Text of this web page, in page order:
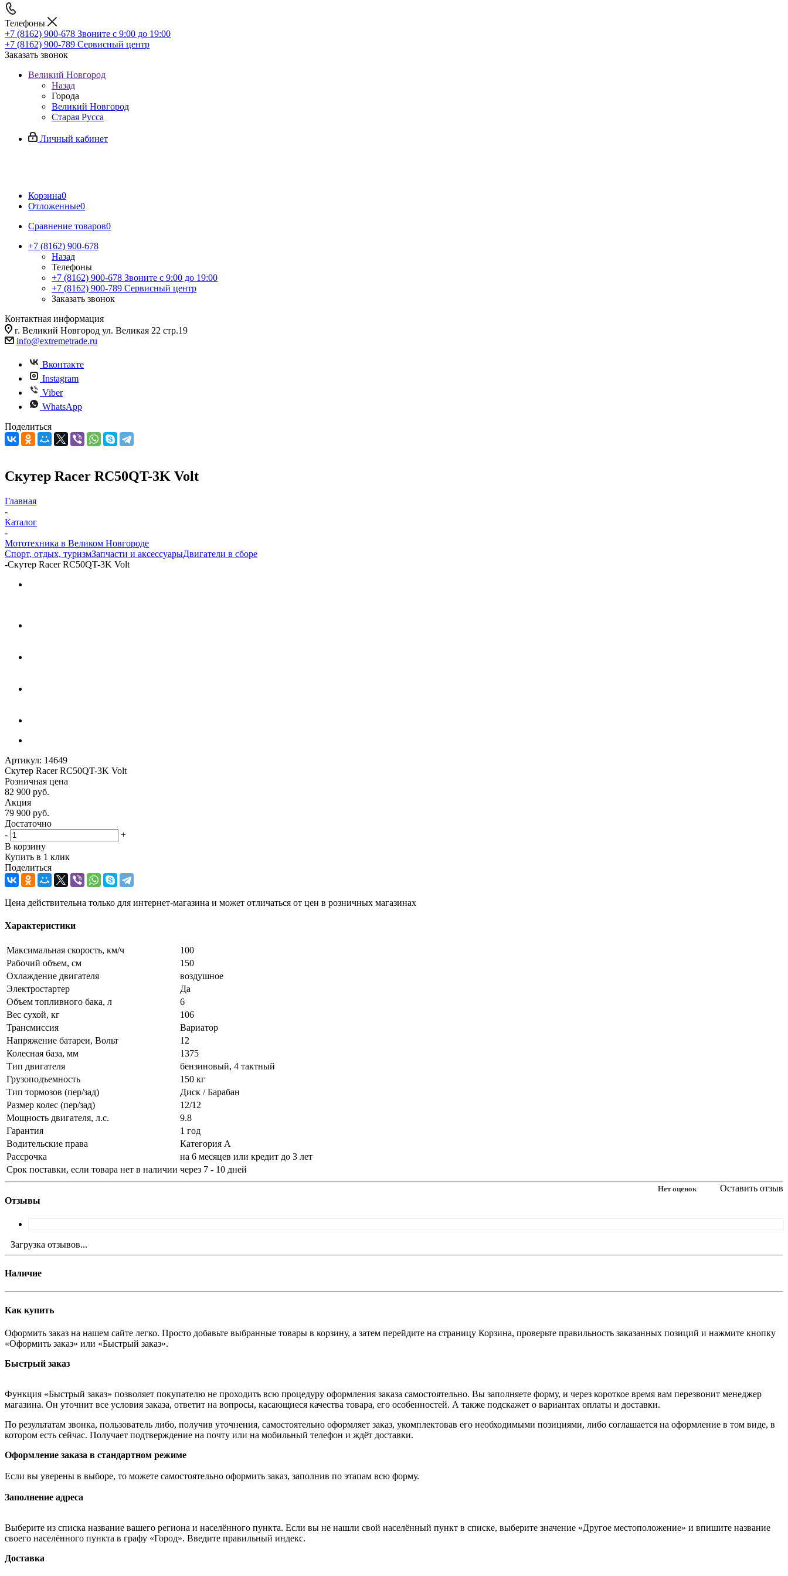
Телефоны
+7 (8162) 900-678 Звоните с 9:00 до 19:00
+7 (8162) 900-789 Сервисный центр
Заказать звонок
Великий Новгород
Назад
Города
Великий Новгород
Старая Русса
Личный кабинет
Корзина0
Отложенные0
Сравнение товаров0
+7 (8162) 900-678
Назад
Телефоны
+7 (8162) 900-678 Звоните с 9:00 до 19:00
+7 (8162) 900-789 Сервисный центр
Заказать звонок
Контактная информация
г. Великий Новгород ул. Великая 22 стр.19
info@extremetrade.ru
Вконтакте
Instagram
Viber
WhatsApp
Поделиться
Скутер Racer RC50QT-3K Volt
Главная
-
Каталог
-
Мототехника в Великом Новгороде
Спорт, отдых, туризмЗапчасти и аксессуарыДвигатели в сборе
-Скутер Racer RC50QT-3K Volt
Артикул: 14649
Скутер Racer RC50QT-3K Volt
Розничная цена
82 900 руб.
Акция
79 900 руб.
Достаточно
-
+
В корзину
Купить в 1 клик
Поделиться
Цена действительна только для интернет-магазина и может отличаться от цен в розничных магазинах
Характеристики
Максимальная скорость, км/ч
100
Рабочий объем, см
150
Охлаждение двигателя
воздушное
Электростартер
Да
Объем топливного бака, л
6
Вес сухой, кг
106
Трансмиссия
Вариатор
Напряжение батареи, Вольт
12
Колесная база, мм
1375
Тип двигателя
бензиновый, 4 тактный
Грузоподъемность
150 кг
Тип тормозов (пер/зад)
Диск / Барабан
Размер колес (пер/зад)
12/12
Мощность двигателя, л.с.
9.8
Гарантия
1 год
Водительские права
Категория А
Рассрочка
на 6 месяцев или кредит до 3 лет
Срок поставки, если товара нет в наличии через 7 - 10 дней
Отзывы
Нет оценок Оставить отзыв
Загрузка отзывов...
Наличие
Как купить
Оформить заказ на нашем сайте легко. Просто добавьте выбранные товары в корзину, а затем перейдите на страницу Корзина, проверьте правильность заказанных позиций и нажмите кнопку
«Оформить заказ» или «Быстрый заказ».
Быстрый заказ
Функция «Быстрый заказ» позволяет покупателю не проходить всю процедуру оформления заказа самостоятельно. Вы заполняете форму, и через короткое время вам перезвонит менеджер
магазина. Он уточнит все условия заказа, ответит на вопросы, касающиеся качества товара, его особенностей. А также подскажет о вариантах оплаты и доставки.
По результатам звонка, пользователь либо, получив уточнения, самостоятельно оформляет заказ, укомплектовав его необходимыми позициями, либо соглашается на оформление в том виде, в
котором есть сейчас. Получает подтверждение на почту или на мобильный телефон и ждёт доставки.
Оформление заказа в стандартном режиме
Если вы уверены в выборе, то можете самостоятельно оформить заказ, заполнив по этапам всю форму.
Заполнение адреса
Выберите из списка название вашего региона и населённого пункта. Если вы не нашли свой населённый пункт в списке, выберите значение «Другое местоположение» и впишите название
своего населённого пункта в графу «Город». Введите правильный индекс.
Доставка